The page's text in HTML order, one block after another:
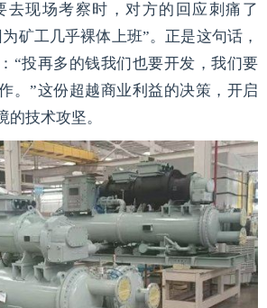
现场考察时，对方的回应刺痛了
矿工几乎裸体上班”。正是这句话，
“投再多的钱我们也要开发，我们要
。”这份超越商业利益的决策，开启
的技术攻坚。